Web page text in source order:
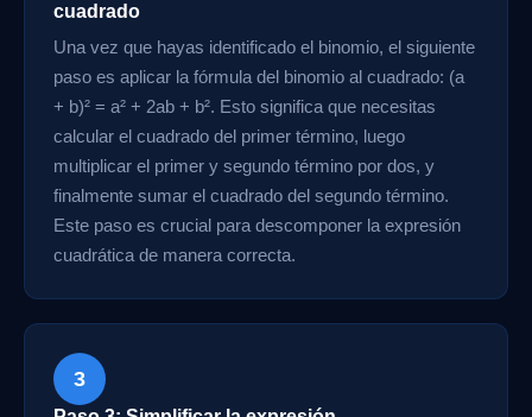
cuadrado
Una vez que hayas identificado el binomio, el siguiente
paso es aplicar la fórmula del binomio al cuadrado: (a
+ b)² = a² + 2ab + b². Esto significa que necesitas
calcular el cuadrado del primer término, luego
multiplicar el primer y segundo término por dos, y
finalmente sumar el cuadrado del segundo término.
Este paso es crucial para descomponer la expresión
cuadrática de manera correcta.
3